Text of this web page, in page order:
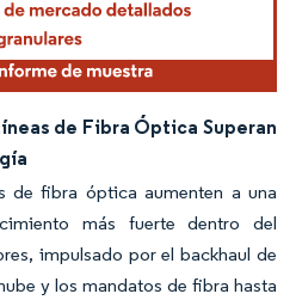
de Fibra Óptica Superan
de fibra óptica aumenten a una
más fuerte dentro del
impulsado por el backhaul de
y los mandatos de fibra hasta